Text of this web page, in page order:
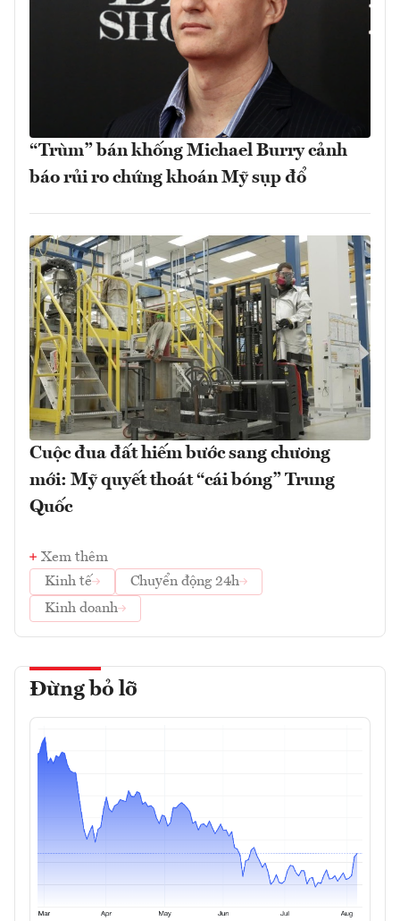
“Trùm” bán khống Michael Burry cảnh
báo rủi ro chứng khoán Mỹ sụp đổ
Cuộc đua đất hiếm bước sang chương
mới: Mỹ quyết thoát “cái bóng” Trung
Quốc
Xem thêm
Kinh tế
Chuyển động 24h
Kinh doanh
Đừng bỏ lỡ